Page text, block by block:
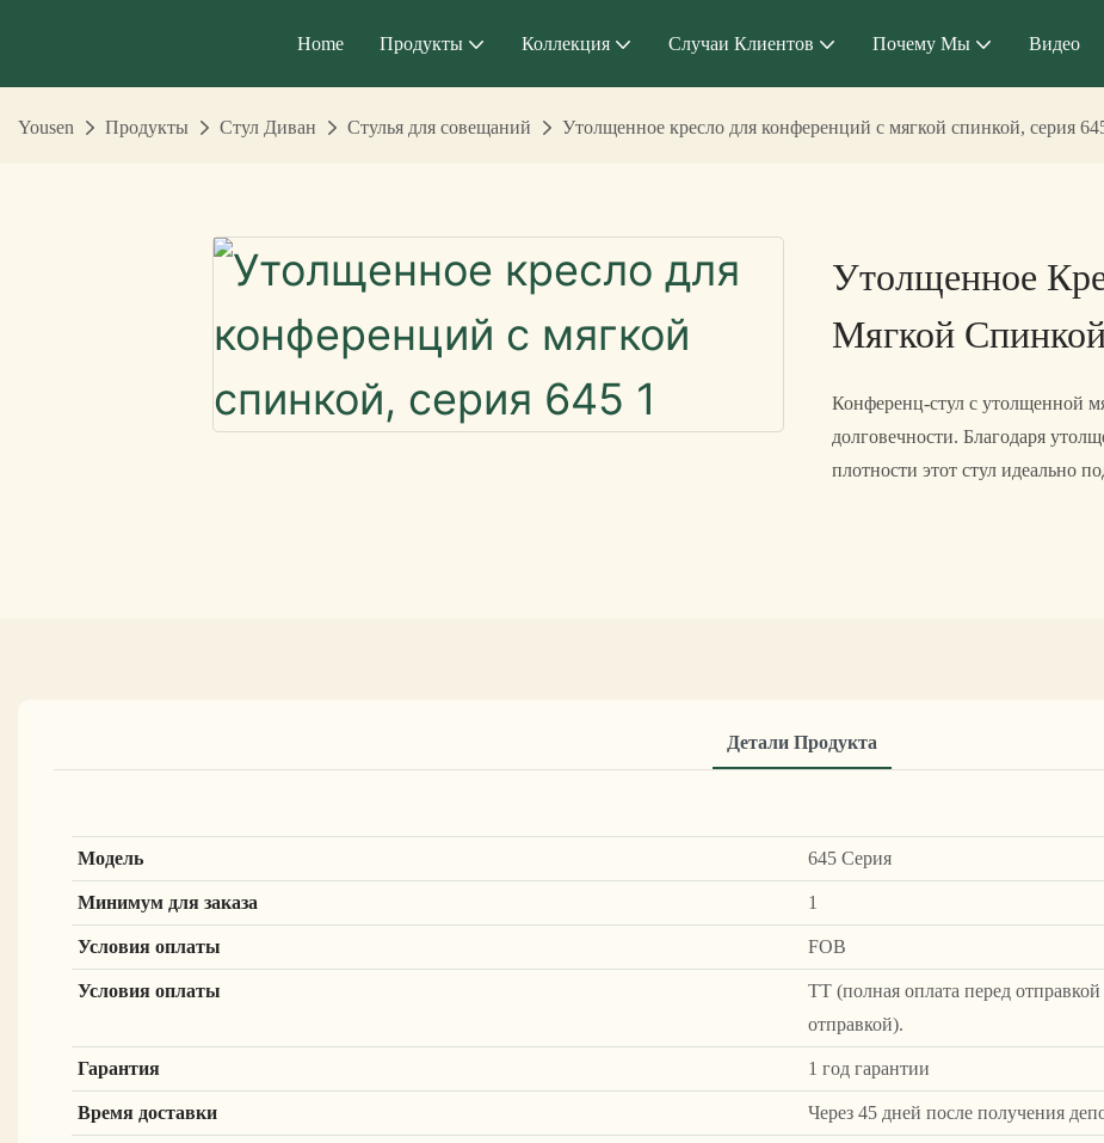
Home Продукты Коллекция Случаи Клиентов Почему Мы Видео
Yousen Продукты Стул Диван Стулья для совещаний Утолщенное кресло для конференций с мягкой спинкой, серия
Утолщенное
Мягкой
Конференц-стул с утолщенной
долговечности. Благодаря
плотности этот стул идеально
Детали Продукта
Модель
645 Серия
Минимум для заказа
1
Условия оплаты
FOB
Условия оплаты
ТТ (полная оплата перед
отправкой).
Гарантия
1 год гарантии
Время доставки
Через 45 дней после получения